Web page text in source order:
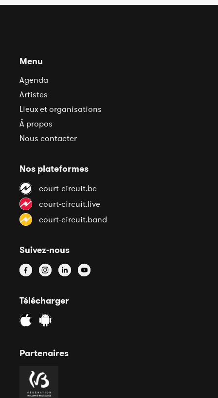
Menu
Agenda
Artistes
Lieux et organisations
À propos
Nous contacter
Nos plateformes
court-circuit.be
court-circuit.live
court-circuit.band
Suivez-nous
Télécharger
Partenaires